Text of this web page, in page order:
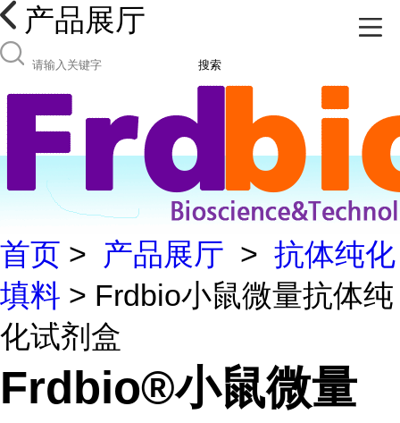
产品展厅
搜索
首页 > 产品展厅 > 抗体纯化
填料 > Frdbio小鼠微量抗体纯
化试剂盒
Frdbio®小鼠微量